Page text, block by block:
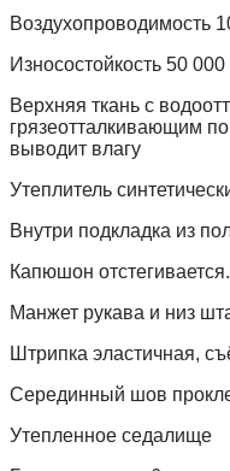
Воздухопроводимость
Износостойкость 50 000
Верхняя ткань с
грязеотталкивающим
выводит влагу
Утеплитель
Внутри подкладка из
Капюшон отстегивается.
Манжет рукава и низ
Штрипка эластичная,
Серединный шов
Утепленное седалище